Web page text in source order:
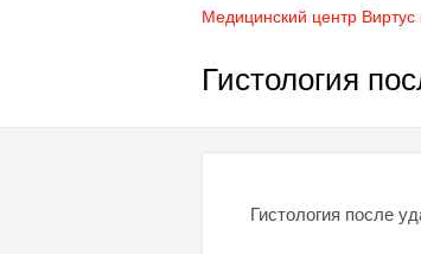
Медицинский центр
Гистология
Гистология после